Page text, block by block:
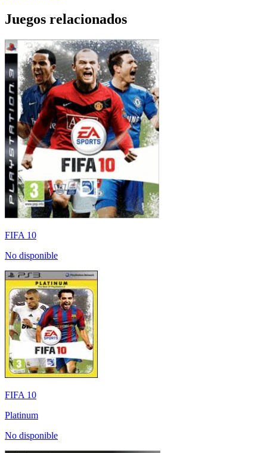
Juegos relacionados
FIFA 10
No disponible
FIFA 10
Platinum
No disponible